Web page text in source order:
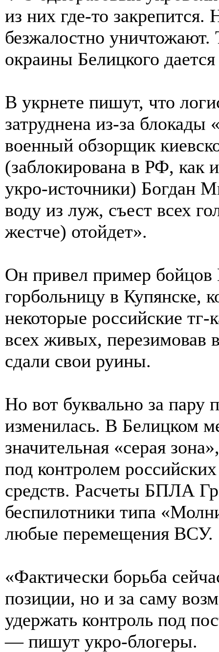
из них где-то
безжалостно
окраины Белицкого
В укрнете пишут, что
затруднена из-за
военный обзорщик
(заблокирована в РФ, как
укро-источники) Богдан
воду из луж, съест всех
жестче) отойдет».
Он привел пример
горбольницу в Купянске,
некоторые российские
всех живых, перезимовав
сдали свои руины.
Но вот буквально за пару
изменилась. В Белицком
значительная «серая
под контролем
средств. Расчеты БПЛА
беспилотники типа
любые перемещения ВСУ.
«Фактически борьба
позиции, но и за саму
удержать контроль под
— пишут укро-блогеры.